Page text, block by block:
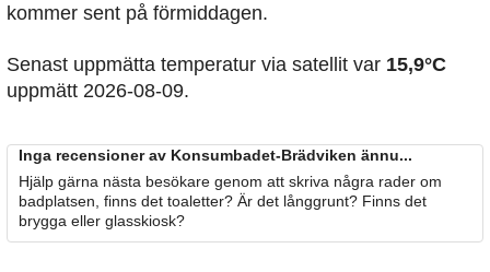
kommer sent på förmiddagen.
Senast uppmätta temperatur via satellit var 15,9°C
uppmätt 2026-08-09.
Inga recensioner av Konsumbadet-Brädviken ännu...
Hjälp gärna nästa besökare genom att skriva några rader om
badplatsen, finns det toaletter? Är det långgrunt? Finns det
brygga eller glasskiosk?